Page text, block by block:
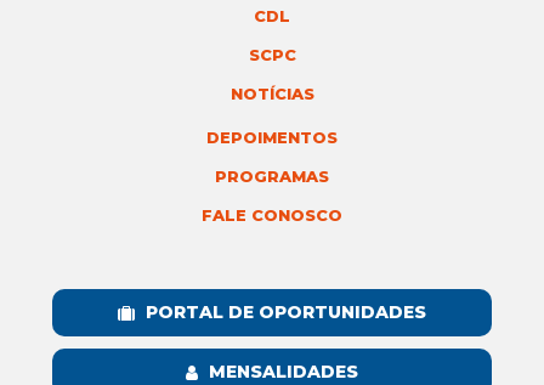
CDL
SCPC
NOTÍCIAS
DEPOIMENTOS
PROGRAMAS
FALE CONOSCO
PORTAL DE OPORTUNIDADES
MENSALIDADES